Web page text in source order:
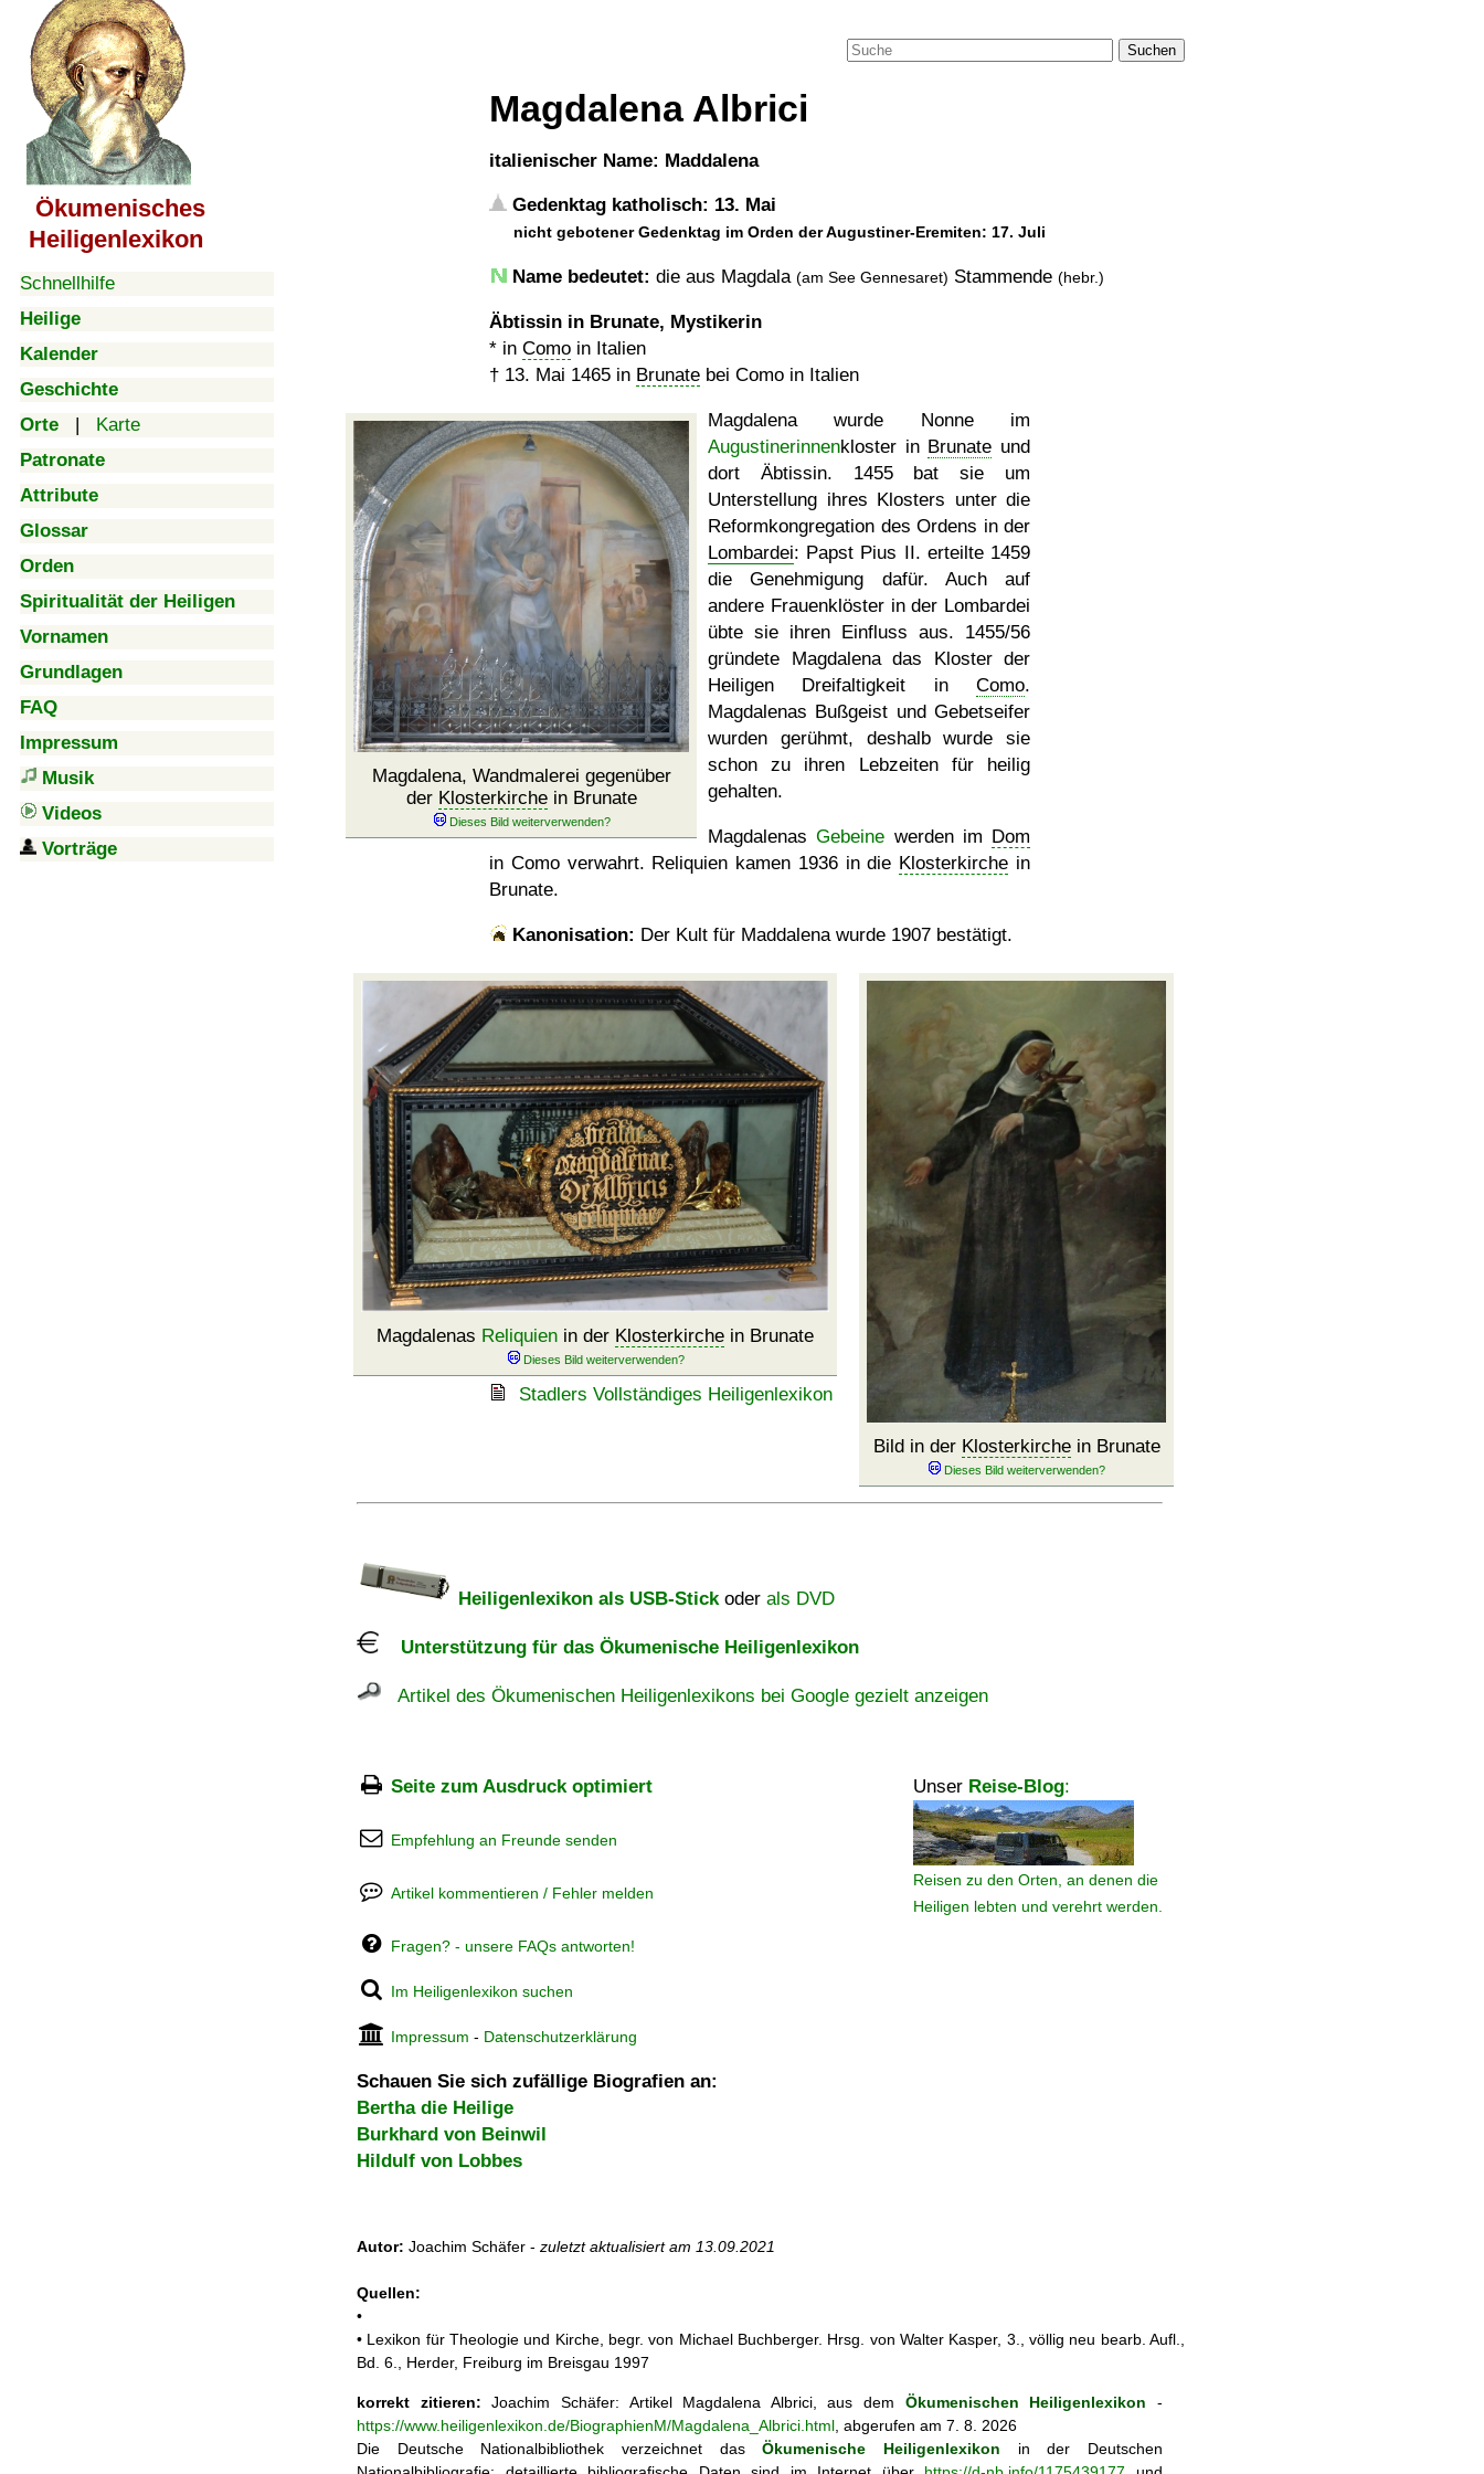
Ökumenisches
Heiligenlexikon
Schnellhilfe
Heilige
Kalender
Geschichte
Orte | Karte
Patronate
Attribute
Glossar
Orden
Spiritualität der Heiligen
Vornamen
Grundlagen
FAQ
Impressum
Musik
Videos
Vorträge
Suchen
Magdalena Albrici
italienischer Name: Maddalena
Gedenktag katholisch: 13. Mai
nicht gebotener Gedenktag im Orden der Augustiner-Eremiten: 17. Juli
Name bedeutet: die aus Magdala (am See Gennesaret) Stammende (hebr.)
Äbtissin in Brunate, Mystikerin
* in Como in Italien
† 13. Mai 1465 in Brunate bei Como in Italien
Magdalena, Wandmalerei gegenüber
der Klosterkirchein Brunate
Magdalena wurde Nonne im
Augustinerinnenkloster in Brunate und
dort Äbtissin. 1455 bat sie um
Unterstellung ihres Klosters unter die
Reformkongregation des Ordens in der
Lombardei: Papst Pius II. erteilte 1459
die Genehmigung dafür. Auch auf
andere Frauenklöster in der Lombardei
übte sie ihren Einfluss aus. 1455/56
gründete Magdalena das Kloster der
Heiligen Dreifaltigkeit in Como.
Magdalenas Bußgeist und Gebetseifer
wurden gerühmt, deshalb wurde sie
schon zu ihren Lebzeiten für heilig
gehalten.
MagdalenasGebeine werden im Dom
in Como verwahrt. Reliquien kamen 1936 in die Klosterkirche in
Brunate.
Kanonisation: Der Kult für Maddalena wurde 1907 bestätigt.
Bild in der Klosterkirchein Brunate
Magdalenas Reliquien in der Klosterkirche in Brunate
Stadlers Vollständiges Heiligenlexikon
Heiligenlexikon als USB-Stickoder als DVD
Unterstützung für das Ökumenische Heiligenlexikon
Artikel des Ökumenischen Heiligenlexikons bei Google gezielt anzeigen
Seite zum Ausdruck optimiert Unser Reise-Blog:
Reisen zu den Orten, an denen die
Heiligen lebten und verehrt werden.
Empfehlung an Freunde senden
Artikel kommentieren / Fehler melden
Fragen? - unsere FAQs antworten!
Im Heiligenlexikon suchen
Impressum - Datenschutzerklärung
Schauen Sie sich zufällige Biografien an:
Bertha die Heilige
Burkhard von Beinwil
Hildulf von Lobbes
Autor: Joachim Schäfer - zuletzt aktualisiert am 13.09.2021
Quellen:
•
• Lexikon für Theologie und Kirche, begr. von Michael Buchberger. Hrsg. von Walter Kasper, 3., völlig neu bearb. Aufl.,
Bd. 6., Herder, Freiburg im Breisgau 1997
korrekt zitieren: Joachim Schäfer: Artikel Magdalena Albrici, aus dem Ökumenischen Heiligenlexikon -
https://www.heiligenlexikon.de/BiographienM/Magdalena_Albrici.html , abgerufen am 7. 8. 2026
Die Deutsche Nationalbibliothek verzeichnet dasÖkumenische Heiligenlexikon in der Deutschen